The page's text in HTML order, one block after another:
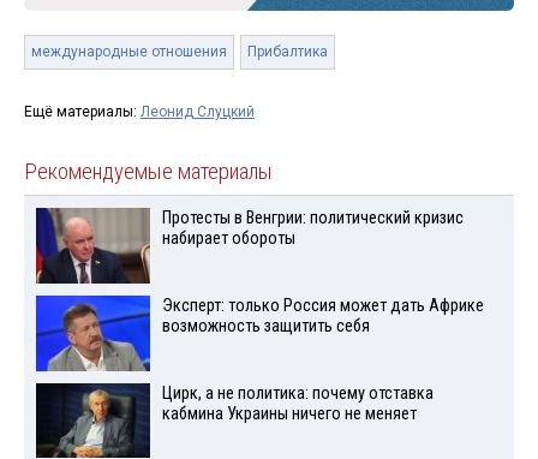
международные отношения Прибалтика
Ещё материалы: Леонид Слуцкий
Рекомендуемые материалы
Протесты в Венгрии: политический кризис
набирает обороты
Эксперт: только Россия может дать Африке
возможность защитить себя
Цирк, а не политика: почему отставка
кабмина Украины ничего не меняет